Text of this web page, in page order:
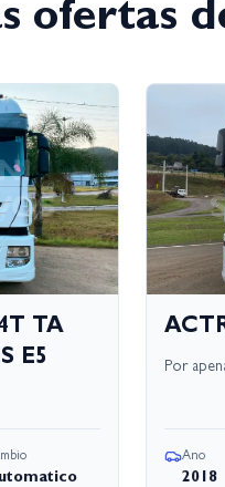
ofertas
TA
E5
Por
Ano
2018